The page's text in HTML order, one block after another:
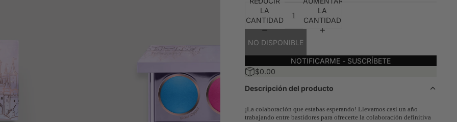
VÍDEO
LA
CANTIDAD
LA
CANTIDAD
NO DISPONIBLE
NOTIFICARME - SUSCRÍBETE
$0.00
Descripción del producto
¡La colaboración que estabas esperando! Llevamos casi un año
trabajando entre bastidores para ofrecerte la colaboración definitiva